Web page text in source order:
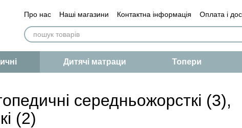
Про нас Наші магазини Контактна інформація Оплата і
Сертифікат якості
Статті Умови Оферта
Дитячі матраци Топери
середньожорсткі (3),
(2)